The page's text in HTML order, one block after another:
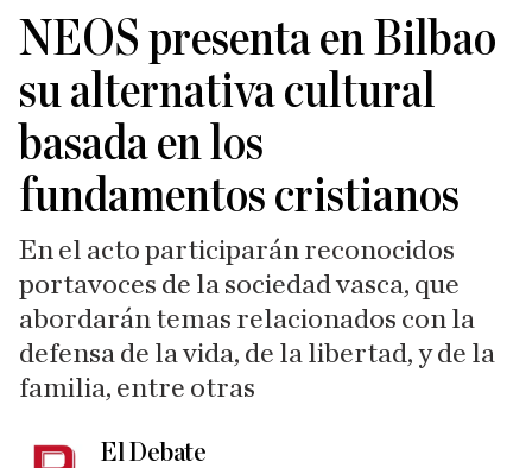
NEOS presenta en Bilbao
su alternativa cultural
basada en los
fundamentos cristianos
En el acto participarán reconocidos
portavoces de la sociedad vasca, que
abordarán temas relacionados con la
defensa de la vida, de la libertad, y de la
familia, entre otras
El Debate